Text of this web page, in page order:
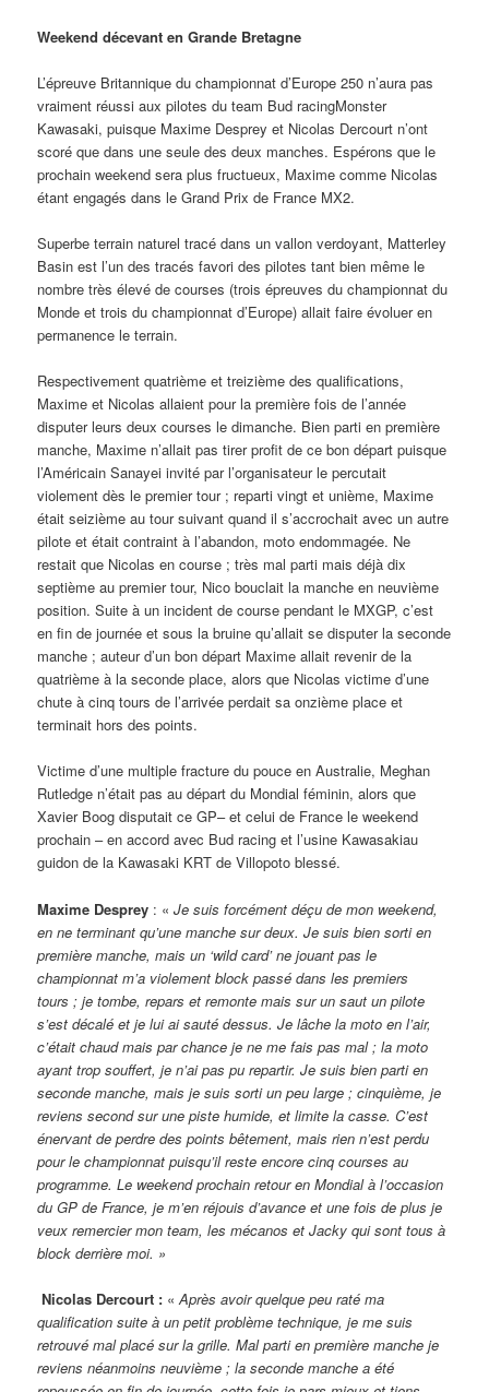
Weekend décevant en Grande Bretagne
L’épreuve Britannique du championnat d’Europe 250 n’aura pas
vraiment réussi aux pilotes du team Bud racingMonster
Kawasaki, puisque Maxime Desprey et Nicolas Dercourt n’ont
scoré que dans une seule des deux manches. Espérons que le
prochain weekend sera plus fructueux, Maxime comme Nicolas
étant engagés dans le Grand Prix de France MX2.
Superbe terrain naturel tracé dans un vallon verdoyant, Matterley
Basin est l’un des tracés favori des pilotes tant bien même le
nombre très élevé de courses (trois épreuves du championnat du
Monde et trois du championnat d’Europe) allait faire évoluer en
permanence le terrain.
Respectivement quatrième et treizième des qualifications,
Maxime et Nicolas allaient pour la première fois de l’année
disputer leurs deux courses le dimanche. Bien parti en première
manche, Maxime n’allait pas tirer profit de ce bon départ puisque
l’Américain Sanayei invité par l’organisateur le percutait
violement dès le premier tour ; reparti vingt et unième, Maxime
était seizième au tour suivant quand il s’accrochait avec un autre
pilote et était contraint à l’abandon, moto endommagée. Ne
restait que Nicolas en course ; très mal parti mais déjà dix
septième au premier tour, Nico bouclait la manche en neuvième
position. Suite à un incident de course pendant le MXGP, c’est
en fin de journée et sous la bruine qu’allait se disputer la seconde
manche ; auteur d’un bon départ Maxime allait revenir de la
quatrième à la seconde place, alors que Nicolas victime d’une
chute à cinq tours de l’arrivée perdait sa onzième place et
terminait hors des points.
Victime d’une multiple fracture du pouce en Australie, Meghan
Rutledge n’était pas au départ du Mondial féminin, alors que
Xavier Boog disputait ce GP– et celui de France le weekend
prochain – en accord avec Bud racing et l’usine Kawasakiau
guidon de la Kawasaki KRT de Villopoto blessé.
Maxime Desprey : «Je suis forcément déçu de mon weekend,
en ne terminant qu’une manche sur deux. Je suis bien sorti en
première manche, mais un ‘wild card’ ne jouant pas le
championnat m’a violement block passé dans les premiers
tours ; je tombe, repars et remonte mais sur un saut un pilote
s’est décalé et je lui ai sauté dessus. Je lâche la moto en l’air,
c’était chaud mais par chance je ne me fais pas mal ; la moto
ayant trop souffert, je n’ai pas pu repartir. Je suis bien parti en
seconde manche, mais je suis sorti un peu large ; cinquième, je
reviens second sur une piste humide, et limite la casse. C’est
énervant de perdre des points bêtement, mais rien n’est perdu
pour le championnat puisqu’il reste encore cinq courses au
programme. Le weekend prochain retour en Mondial à l’occasion
du GP de France, je m’en réjouis d’avance et une fois de plus je
veux remercier mon team, les mécanos et Jacky qui sont tous à
block derrière moi. »
Nicolas Dercourt : «Après avoir quelque peu raté ma
qualification suite à un petit problème technique, je me suis
retrouvé mal placé sur la grille. Mal parti en première manche je
reviens néanmoins neuvième ; la seconde manche a été